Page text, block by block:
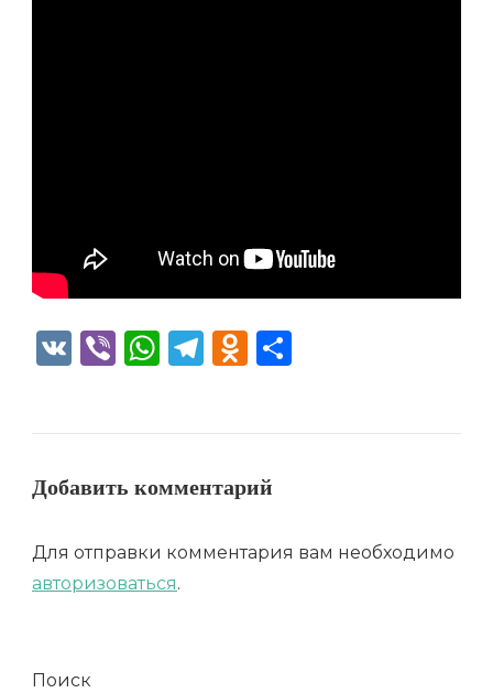
VK ViberWhatsApp
Telegram
Odnoklassniki
Добавить комментарий
Для отправки комментария вам необходимо
авторизоваться.
Поиск